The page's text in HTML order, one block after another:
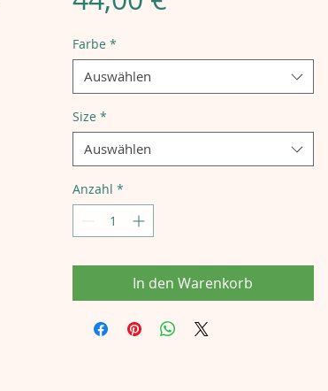
Farbe *
Auswählen
Size *
Auswählen
Anzahl *
In den Warenkorb